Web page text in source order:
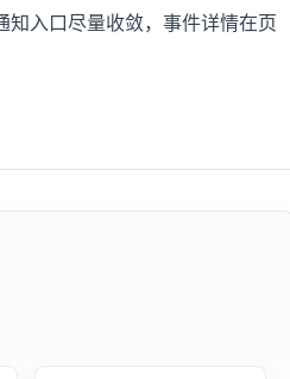
入口尽量收敛，事件详情在页